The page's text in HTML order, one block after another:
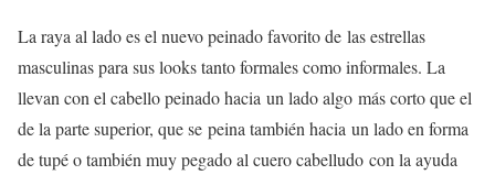
La raya al lado es el nuevo peinado favorito de las estrellas
masculinas para sus looks tanto formales como informales. La
llevan con el cabello peinado hacia un lado algo más corto que el
de la parte superior, que se peina también hacia un lado en forma
de tupé o también muy pegado al cuero cabelludo con la ayuda